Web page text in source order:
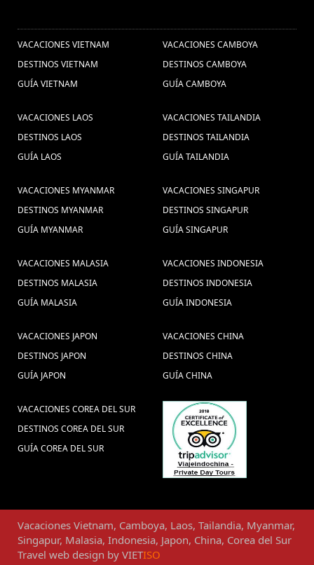
VACACIONES VIETNAM
DESTINOS VIETNAM
GUÍA VIETNAM
VACACIONES CAMBOYA
DESTINOS CAMBOYA
GUÍA CAMBOYA
VACACIONES LAOS
DESTINOS LAOS
GUÍA LAOS
VACACIONES TAILANDIA
DESTINOS TAILANDIA
GUÍA TAILANDIA
VACACIONES MYANMAR
DESTINOS MYANMAR
GUÍA MYANMAR
VACACIONES SINGAPUR
DESTINOS SINGAPUR
GUÍA SINGAPUR
VACACIONES MALASIA
DESTINOS MALASIA
GUÍA MALASIA
VACACIONES INDONESIA
DESTINOS INDONESIA
GUÍA INDONESIA
VACACIONES JAPON
DESTINOS JAPON
GUÍA JAPON
VACACIONES CHINA
DESTINOS CHINA
GUÍA CHINA
VACACIONES COREA DEL SUR
DESTINOS COREA DEL SUR
GUÍA COREA DEL SUR
Vacaciones Vietnam, Camboya, Laos, Tailandia, Myanmar,
Singapur, Malasia, Indonesia, Japon, China, Corea del Sur
Travel web design by VIETISO